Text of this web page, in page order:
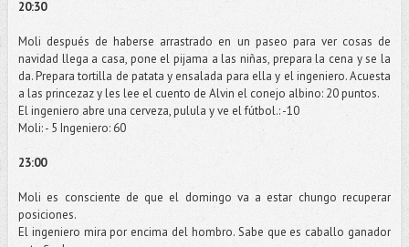
20:30
Moli después de haberse arrastrado en un paseo para ver cosas de
navidad llega a casa, pone el pijama a las niñas, prepara la cena y se la
da. Prepara tortilla de patata y ensalada para ella y el ingeniero. Acuesta
a las princezazy les lee el cuento de Alvin el conejo albino: 20 puntos.
El ingeniero abre una cerveza, pulula y ve elfútbol.: -10
Moli: - 5 Ingeniero: 60
23:00
Moli es consciente de que el domingo va a estar chungo recuperar
posiciones.
El ingeniero mira por encima del hombro. Sabe que es caballo ganador